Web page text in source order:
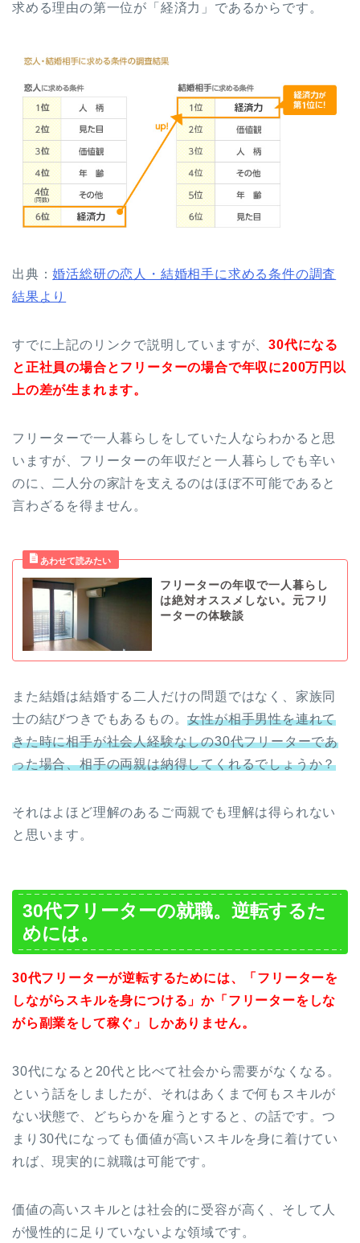
求める理由の第一位が「経済力」であるからです。
出典：婚活総研の恋人・結婚相手に求める条件の調査
結果より
すでに上記のリンクで説明していますが、30代になる
と正社員の場合とフリーターの場合で年収に200万円以
上の差が生まれます。
フリーターで一人暮らしをしていた人ならわかると思
いますが、フリーターの年収だと一人暮らしでも辛い
のに、二人分の家計を支えるのはほぼ不可能であると
言わざるを得ません。
フリーターの年収で一人暮らし
は絶対オススメしない。元フリ
ーターの体験談
また結婚は結婚する二人だけの問題ではなく、家族同
士の結びつきでもあるもの。女性が相手男性を連れて
きた時に相手が社会人経験なしの30代フリーターであ
った場合、相手の両親は納得してくれるでしょうか？
それはよほど理解のあるご両親でも理解は得られない
と思います。
30代フリーターの就職。逆転するた
めには。
30代フリーターが逆転するためには、「フリーターを
しながらスキルを身につける」か「フリーターをしな
がら副業をして稼ぐ」しかありません。
30代になると20代と比べて社会から需要がなくなる。
という話をしましたが、それはあくまで何もスキルが
ない状態で、どちらかを雇うとすると、の話です。つ
まり30代になっても価値が高いスキルを身に着けてい
れば、現実的に就職は可能です。
価値の高いスキルとは社会的に受容が高く、そして人
が慢性的に足りていないよな領域です。